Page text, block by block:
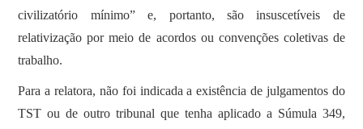
civilizatório mínimo” e, portanto, são insuscetíveis de
relativização por meio de acordos ou convenções coletivas de
trabalho.
Para a relatora, não foi indicada a existência de julgamentos do
TST ou de outro tribunal que tenha aplicado a Súmula 349,